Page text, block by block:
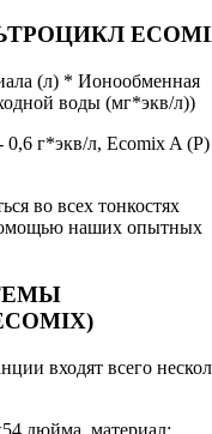
(л) * Ионообменная
воды (мг*экв/л))
г*экв/л, Ecomix A
во всех тонкостях
наших опытных
входят всего